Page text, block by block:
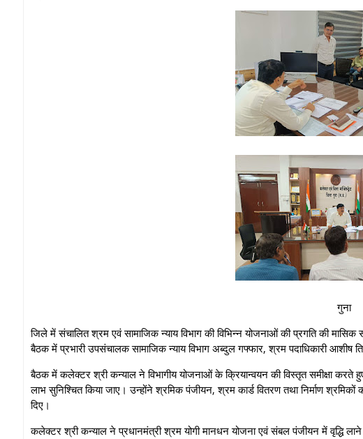
गुना
जिले में संचालित श्रम एवं सामाजिक न्याय विभाग की विभिन्न योजनाओं की प्रगति की
बैठक में प्रभारी उपसंचालक सामाजिक न्याय विभाग अब्दुल गफ्फार, श्रम पदाधिकारी आशीष
बैठक में कलेक्टर श्री कन्याल ने विभागीय योजनाओं के क्रियान्वयन की विस्तृत समीक्षा करते
लाभ सुनिश्चित किया जाए। उन्होंने श्रमिक पंजीयन, श्रम कार्ड वितरण तथा निर्माण
दिए।
कलेक्टर श्री कन्याल ने प्रधानमंत्री श्रम योगी मानधन योजना एवं संबल पंजीयन में वृद्धि